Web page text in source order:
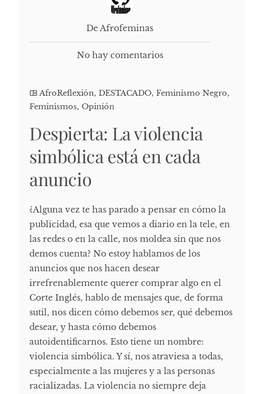
De Afrofeminas
No hay comentarios
AfroReflexión, DESTACADO, Feminismo Negro,
Feminismos, Opinión
Despierta: La violencia
simbólica está en cada
anuncio
¿Alguna vez te has parado a pensar en cómo la
publicidad, esa que vemos a diario en la tele, en
las redes o en la calle, nos moldea sin que nos
demos cuenta? No estoy hablamos de los
anuncios que nos hacen desear
irrefrenablemente querer comprar algo en el
Corte Inglés, hablo de mensajes que, de forma
sutil, nos dicen cómo debemos ser, qué debemos
desear, y hasta cómo debemos
autoidentificarnos. Esto tiene un nombre:
violencia simbólica. Y sí, nos atraviesa a todas,
especialmente a las mujeres y a las personas
racializadas. La violencia no siempre deja